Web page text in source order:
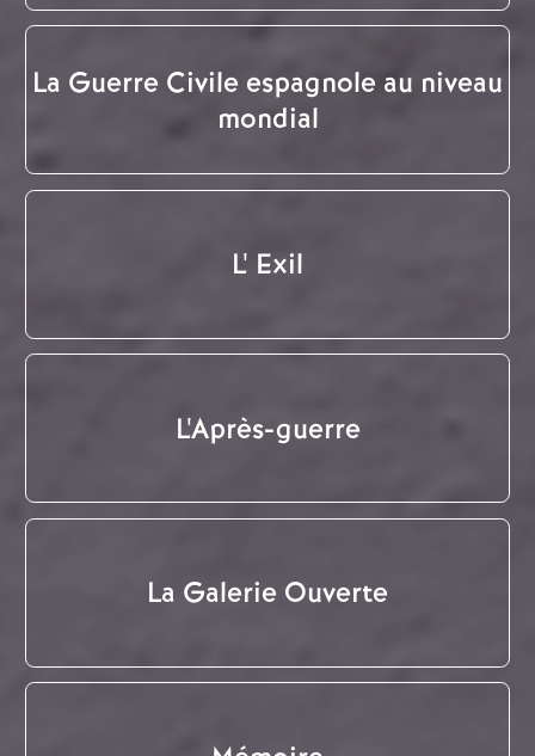
La Guerre Civile espagnole au niveau
mondial
L' Exil
L'Après-guerre
La Galerie Ouverte